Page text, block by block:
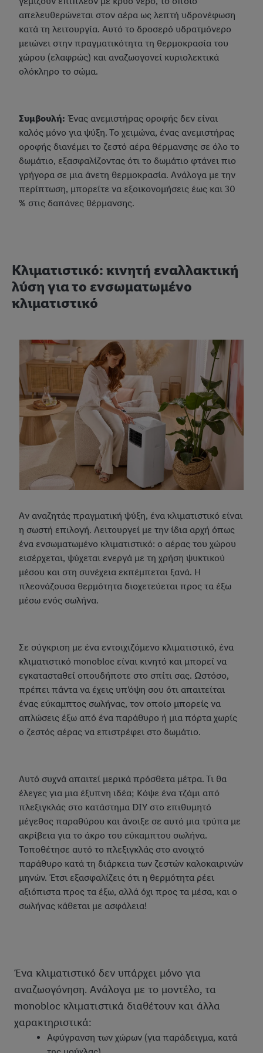
απελευθερώνεται στον αέρα ως λεπτή υδρονέφωση
κατά τη λειτουργία. Αυτό το δροσερό υδρατμόνερο
μειώνει στην πραγματικότητα τη θερμοκρασία του
χώρου (ελαφρώς) και αναζωογονεί κυριολεκτικά
ολόκληρο το σώμα.
Συμβουλή: Ένας ανεμιστήρας οροφής δεν είναι
καλός μόνο για ψύξη. Το χειμώνα, ένας ανεμιστήρας
οροφής διανέμει το ζεστό αέρα θέρμανσης σε όλο το
δωμάτιο, εξασφαλίζοντας ότι το δωμάτιο φτάνει πιο
γρήγορα σε μια άνετη θερμοκρασία. Ανάλογα με την
περίπτωση, μπορείτε να εξοικονομήσεις έως και 30
% στις δαπάνες θέρμανσης.
Κλιματιστικό: κινητή εναλλακτική
λύση για το ενσωματωμένο
κλιματιστικό
Αν αναζητάς πραγματική ψύξη, ένα κλιματιστικό είναι
η σωστή επιλογή. Λειτουργεί με την ίδια αρχή όπως
ένα ενσωματωμένο κλιματιστικό: ο αέρας του χώρου
εισέρχεται, ψύχεται ενεργά με τη χρήση ψυκτικού
μέσου και στη συνέχεια εκπέμπεται ξανά. Η
πλεονάζουσα θερμότητα διοχετεύεται προς τα έξω
μέσω ενός σωλήνα.
Σε σύγκριση με ένα εντοιχιζόμενο κλιματιστικό, ένα
κλιματιστικό monobloc είναι κινητό και μπορεί να
εγκατασταθεί οπουδήποτε στο σπίτι σας. Ωστόσο,
πρέπει πάντα να έχεις υπ'όψη σου ότι απαιτείται
ένας εύκαμπτος σωλήνας, τον οποίο μπορείς να
απλώσεις έξω από ένα παράθυρο ή μια πόρτα χωρίς
ο ζεστός αέρας να επιστρέφει στο δωμάτιο.
Αυτό συχνά απαιτεί μερικά πρόσθετα μέτρα. Τι θα
έλεγες για μια έξυπνη ιδέα; Κόψε ένα τζάμι από
πλεξιγκλάς στο κατάστημα DIY στο επιθυμητό
μέγεθος παραθύρου και άνοιξε σε αυτό μια τρύπα με
ακρίβεια για το άκρο του εύκαμπτου σωλήνα.
Τοποθέτησε αυτό το πλεξιγκλάς στο ανοιχτό
παράθυρο κατά τη διάρκεια των ζεστών καλοκαιρινών
μηνών. Έτσι εξασφαλίζεις ότι η θερμότητα ρέει
αξιόπιστα προς τα έξω, αλλά όχι προς τα μέσα, και ο
σωλήνας κάθεται με ασφάλεια!
Ένα κλιματιστικό δεν υπάρχει μόνο για
αναζωογόνηση. Ανάλογα με το μοντέλο, τα
monobloc κλιματιστικά διαθέτουν και άλλα
χαρακτηριστικά:
Αφύγρανση των χώρων (για παράδειγμα, κατά